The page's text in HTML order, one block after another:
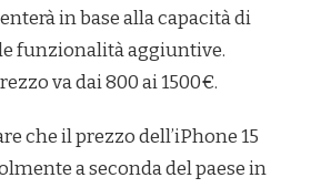
in base alla capacità di
funzionalità aggiuntive.
va dai 800 ai 1500€.
che il prezzo dell’iPhone 15
a seconda del paese in